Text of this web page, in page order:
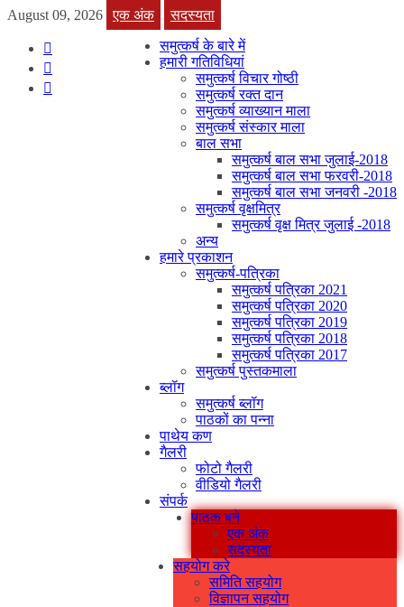
August 09, 2026 एक अंक
सदस्यता
समुत्कर्ष के बारे में
हमारी गतिविधियां
समुत्कर्ष विचार गोष्ठी
समुत्कर्ष रक्त दान
समुत्कर्ष व्याख्यान माला
समुत्कर्ष संस्कार माला
बाल सभा
समुत्कर्ष बाल सभा जुलाई-2018
समुत्कर्ष बाल सभा फरवरी-2018
समुत्कर्ष बाल सभा जनवरी -2018
समुत्कर्ष वृक्षमित्र
समुत्कर्ष वृक्ष मित्र जुलाई -2018
अन्य
हमारे प्रकाशन
समुत्कर्ष-पत्रिका
समुत्कर्ष पत्रिका 2021
समुत्कर्ष पत्रिका 2020
समुत्कर्ष पत्रिका 2019
समुत्कर्ष पत्रिका 2018
समुत्कर्ष पत्रिका 2017
समुत्कर्ष पुस्तकमाला
ब्लॉग
समुत्कर्ष ब्लॉग
पाठकों का पन्ना
पाथेय कण
गैलरी
फोटो गैलरी
वीडियो गैलरी
संपर्क
पाठक बने
एक अंक
सदस्यता
सहयोग करे
समिति सहयोग
विज्ञापन सहयोग